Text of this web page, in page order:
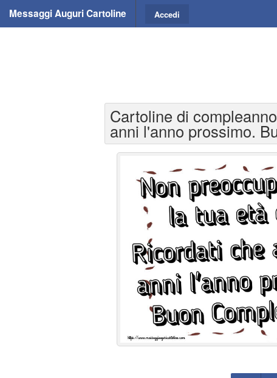
Messaggi Auguri Cartoline Accedi
Cartoline di
anni l'anno prossimo.